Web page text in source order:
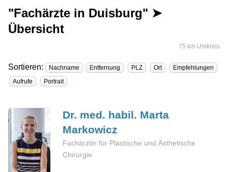
"Fachärzte in Duisburg" ➤
Übersicht
75 km Umkreis
Sortieren: Nachname Entfernung PLZ Ort
Empfehlungen
Aufrufe
Portrait
Dr. med. habil. Marta
Markowicz
Fachärztin für Plastische und Ästhetische
Chirurgie